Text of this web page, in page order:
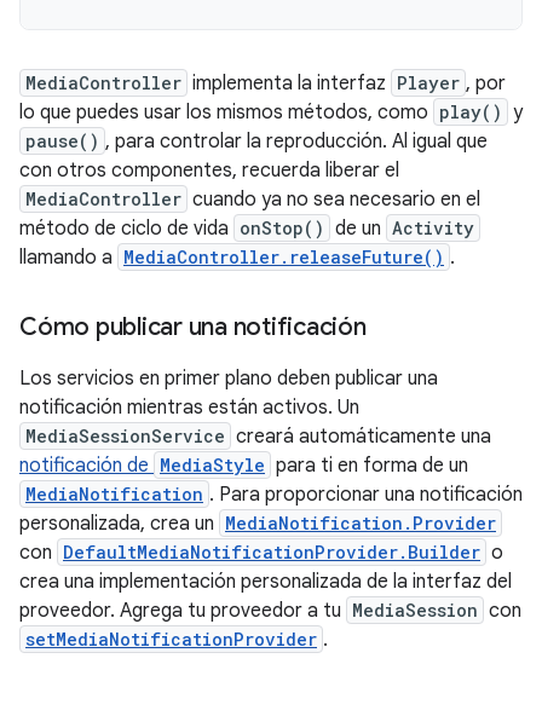
MediaController implementa la interfaz Player , por
lo que puedes usar los mismos métodos, como play() y
pause() , para controlar la reproducción. Al igual que
con otros componentes, recuerda liberar el
MediaController cuando ya no sea necesario en el
método de ciclo de vida onStop() de un Activity
llamando a MediaController.releaseFuture() .
Cómo publicar una notificación
Los servicios en primer plano deben publicar una
notificación mientras están activos. Un
MediaSessionService creará automáticamente una
notificación de MediaStyle para ti en forma de un
MediaNotification . Para proporcionar una notificación
personalizada, crea un MediaNotification.Provider
con DefaultMediaNotificationProvider.Builder o
crea una implementación personalizada de la interfaz del
proveedor. Agrega tu proveedor a tu MediaSession con
setMediaNotificationProvider .